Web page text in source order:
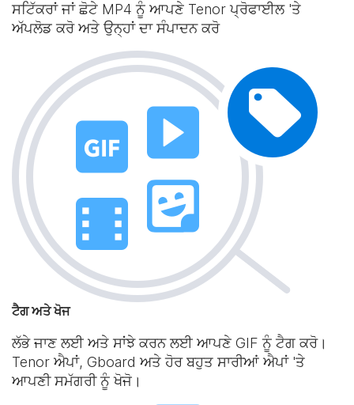
ਸਟਿੱਕਰਾਂ ਜਾਂ ਛੋਟੇ MP4 ਨੂੰ ਆਪਣੇ Tenor ਪ੍ਰੋਫਾਈਲ 'ਤੇ
ਅੱਪਲੋਡ ਕਰੋ ਅਤੇ ਉਨ੍ਹਾਂ ਦਾ ਸੰਪਾਦਨ ਕਰੋ
ਟੈਗ ਅਤੇ ਖੋਜ
ਲੱਭੇ ਜਾਣ ਲਈ ਅਤੇ ਸਾਂਝੇ ਕਰਨ ਲਈ ਆਪਣੇ GIF ਨੂੰ ਟੈਗ ਕਰੋ।
Tenor ਐਪਾਂ, Gboard ਅਤੇ ਹੋਰ ਬਹੁਤ ਸਾਰੀਆਂ ਐਪਾਂ 'ਤੇ
ਆਪਣੀ ਸਮੱਗਰੀ ਨੂੰ ਖੋਜੋ।